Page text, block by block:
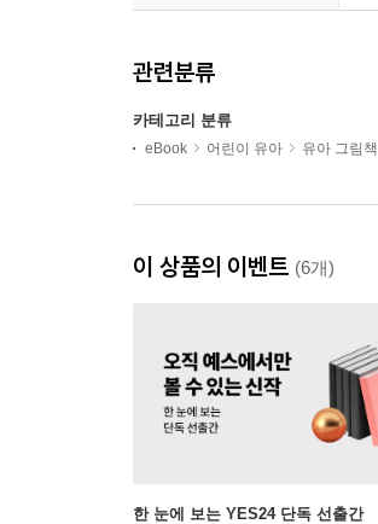
관련분류
카테고리 분류
eBook 어린이 유아 유아 그림책
이 상품의 이벤트 (6개)
한 눈에 보는 YES24 단독 선출간